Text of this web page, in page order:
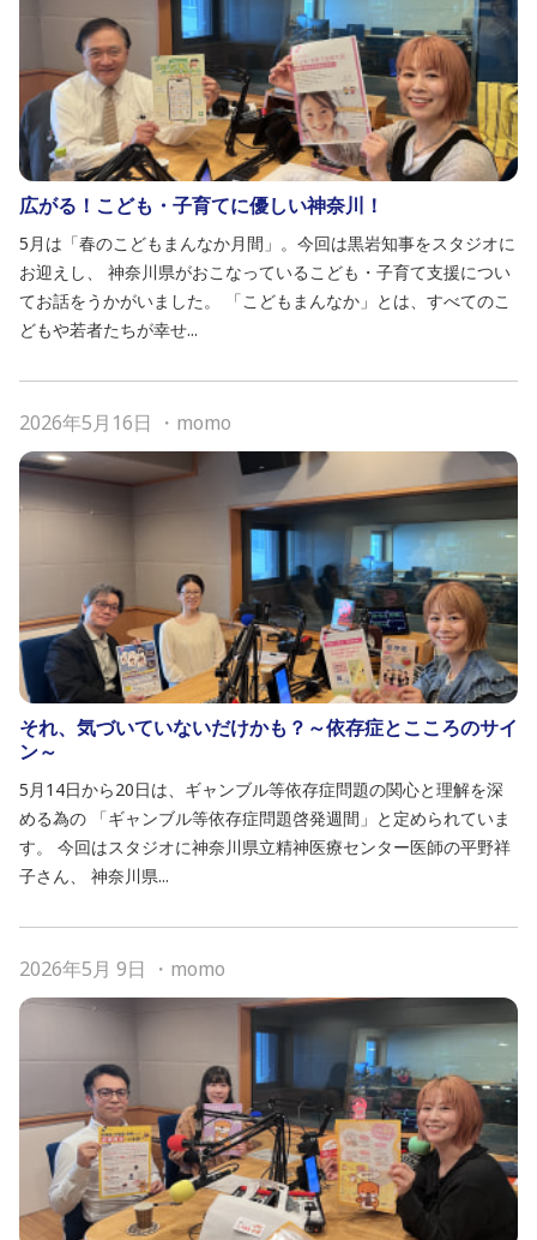
広がる！こども・子育てに優しい神奈川！
5月は「春のこどもまんなか月間」。今回は黒岩知事をスタジオに
お迎えし、 神奈川県がおこなっているこども・子育て支援につい
てお話をうかがいました。 「こどもまんなか」とは、すべてのこ
どもや若者たちが幸せ...
2026年5月16日 ・ momo
それ、気づいていないだけかも？～依存症とこころのサイ
ン～
5月14日から20日は、ギャンブル等依存症問題の関心と理解を深
める為の 「ギャンブル等依存症問題啓発週間」と定められていま
す。 今回はスタジオに神奈川県立精神医療センター医師の平野祥
子さん、 神奈川県...
2026年5月 9日 ・ momo